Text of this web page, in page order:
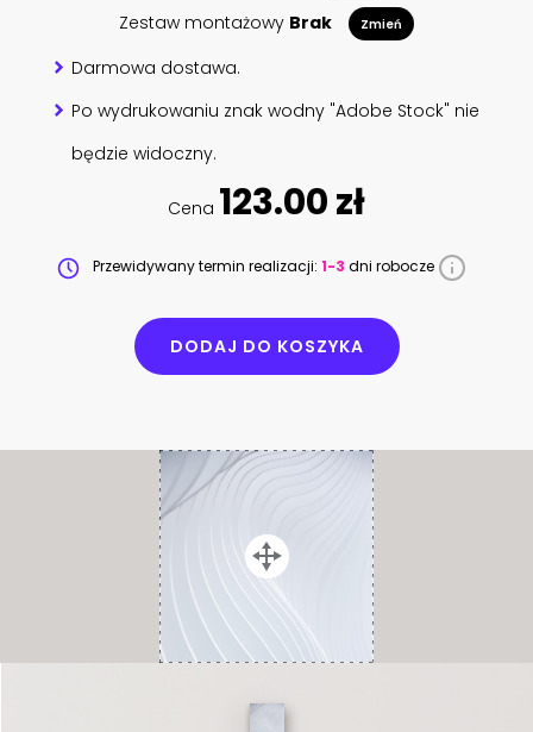
Zestaw montażowy Brak Zmień
Darmowa dostawa.
Po wydrukowaniu znak wodny "Adobe Stock" nie
będzie widoczny.
Cena 123.00 zł
Przewidywany termin realizacji: 1-3 dni robocze
DODAJ DO KOSZYKA